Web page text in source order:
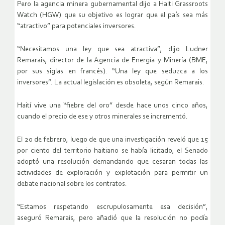
Pero la agencia minera gubernamental dijo a Haiti Grassroots
Watch (HGW) que su objetivo es lograr que el país sea más
“atractivo” para potenciales inversores.
“Necesitamos una ley que sea atractiva”, dijo Ludner
Remarais, director de la Agencia de Energía y Minería (BME,
por sus siglas en francés). “Una ley que seduzca a los
inversores”. La actual legislación es obsoleta, según Remarais.
Haití vive una “fiebre del oro” desde hace unos cinco años,
cuando el precio de ese y otros minerales se incrementó.
El 20 de febrero, luego de que una investigación reveló que 15
por ciento del territorio haitiano se había licitado, el Senado
adoptó una resolución demandando que cesaran todas las
actividades de exploración y explotación para permitir un
debate nacional sobre los contratos.
“Estamos respetando escrupulosamente esa decisión”,
aseguró Remarais, pero añadió que la resolución no podía